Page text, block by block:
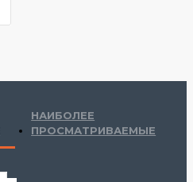
НАИБОЛЕЕ
ПРОСМАТРИВАЕМЫЕ